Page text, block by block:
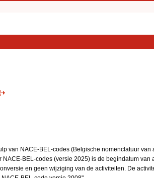
van NACE-BEL-codes (Belgische nomenclatuur van
BEL-codes (versie 2025) is de begindatum van
en geen wijziging van de activiteiten. De